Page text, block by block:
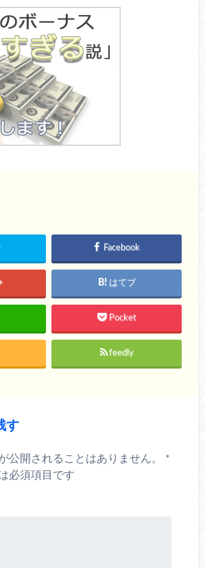
Facebook
はてブ
Pocket
feedly
す
公開されることはありません。
*
必須項目です